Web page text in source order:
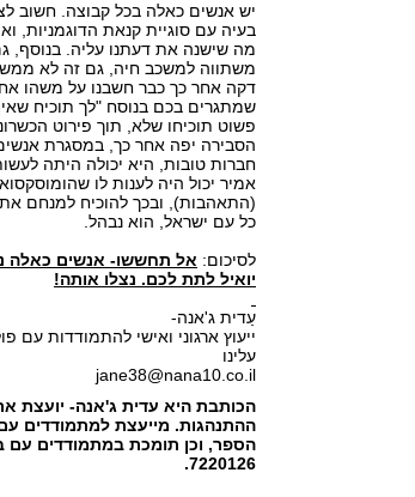
יש אנשים כאלה בכל קבוצה. חשוב
בעיה עם סוגיית קנאת הדוגמניות,
מה שישנה את דעתנו עליה. בנוסף,
משתווה למשכב חיה, גם זה לא ממש
דקה אחר כך כבר חשבנו על משהו
שמתגרים בכם בנוסח "לך תוכיח
פשוט תוכיחו שלא, תוך פירוט
הסבירה יפה אחר כך, במסגרת
חברות טובות, היא יכולה היתה
אמיר יכול היה לענות לו
(התאהבות), ובכך להוכיח למנחם את
כל עם ישראל, הוא נבהל.
לסיכום: אל תחששו- אנשים כאלה
יואיל לתת לכם. נצלו אותה!
עַדית ג'אנה-
ייעוץ ארגוני ואישי להתמודדות עם
עלינו
jane38@nana10.co.il
ההתנהגות. מייעצת למתמודדים
7220126.